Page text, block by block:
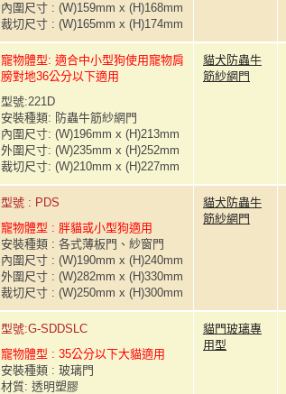
內圍尺寸 : (W)159mm x (H)168mm
裁切尺寸 : (W)165mm x (H)174mm
寵物體型: 適合中小型狗使用寵物肩
膀對地36公分以下適用
型號:221D
安裝種類: 防蟲牛筋紗網門
內圍尺寸: (W)196mm x (H)213mm
外圍尺寸: (W)235mm x (H)252mm
裁切尺寸: (W)210mm x (H)227mm
貓犬防蟲牛
筋紗網門
型號 : PDS
寵物體型 : 胖貓或小型狗適用
安裝種類 : 各式薄板門、紗窗門
內圍尺寸 : (W)190mm x (H)240mm
外圍尺寸 : (W)282mm x (H)330mm
裁切尺寸 : (W)250mm x (H)300mm
貓犬防蟲牛
筋紗網門
型號:G-SDDSLC
寵物體型 : 35公分以下大貓適用
安裝種類 : 玻璃門
材質: 透明塑膠
貓門玻璃專
用型